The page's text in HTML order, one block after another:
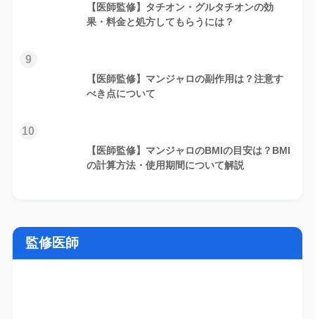
【医師監修】タチオン・グルタチオンの効
果・料金と処方してもらうには？
9
【医師監修】マンジャロの副作用は？注意す
べき点について
10
【医師監修】マンジャロのBMIの目安は？BMI
の計算方法・使用期間について解説
監修医師